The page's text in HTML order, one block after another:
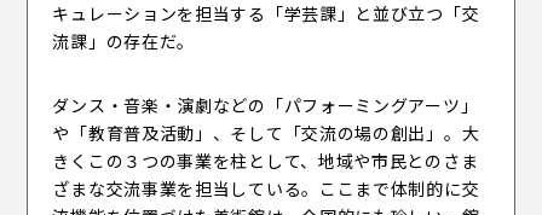
キュレーションを担当する「学芸課」と並び立つ「交
流課」の存在だ。
ダンス・音楽・演劇などの「パフォーミングアーツ」
や「教育普及活動」、そして「交流の場の創出」。大
きくこの３つの事業を柱として、地域や市民とのさま
ざまな交流事業を担当している。ここまで体制的に交